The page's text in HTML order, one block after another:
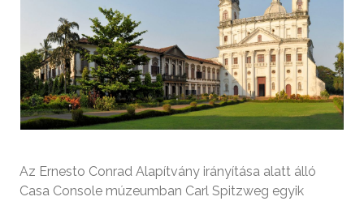
Az Ernesto Conrad Alapítvány irányítása alatt álló
Casa Console múzeumban Carl Spitzweg egyik